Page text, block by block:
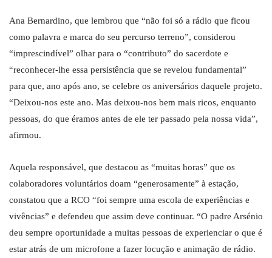
Ana Bernardino, que lembrou que “não foi só a rádio que ficou
como palavra e marca do seu percurso terreno”, considerou
“imprescindível” olhar para o “contributo” do sacerdote e
“reconhecer-lhe essa persistência que se revelou fundamental”
para que, ano após ano, se celebre os aniversários daquele projeto.
“Deixou-nos este ano. Mas deixou-nos bem mais ricos, enquanto
pessoas, do que éramos antes de ele ter passado pela nossa vida”,
afirmou.
Aquela responsável, que destacou as “muitas horas” que os
colaboradores voluntários doam “generosamente” à estação,
constatou que a RCO “foi sempre uma escola de experiências e
vivências” e defendeu que assim deve continuar. “O padre Arsénio
deu sempre oportunidade a muitas pessoas de experienciar o que é
estar atrás de um microfone a fazer locução e animação de rádio.